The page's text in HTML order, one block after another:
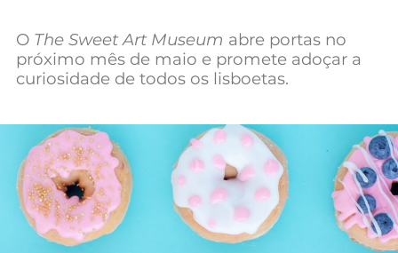
Negócios
O The Sweet Art Museum abre portas no
próximo mês de maio e promete adoçar a
curiosidade de todos os lisboetas.